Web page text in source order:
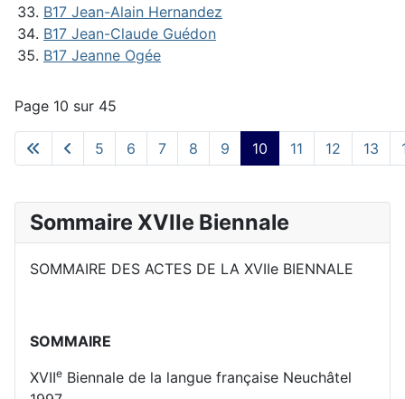
Sommaire XVIIe Biennale
SOMMAIRE DES ACTES DE LA XVIIe BIENNALE
SOMMAIRE
XVIIe Biennale de la langue française Neuchâtel
B17 Jean-Alain Hernandez
B17 Jean-Claude Guédon
B17 Jeanne Ogée
Page 10 sur 45
5 6 7 8 9 10 11 12 13